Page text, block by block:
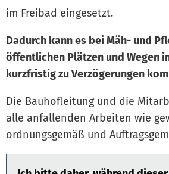
im Freibad eingesetzt.
Dadurch kann es bei Mäh- und
öffentlichen Plätzen und Wegen
kurzfristig zu Verzögerungen
Die Bauhofleitung und die
alle anfallenden Arbeiten wie
ordnungsgemäß und